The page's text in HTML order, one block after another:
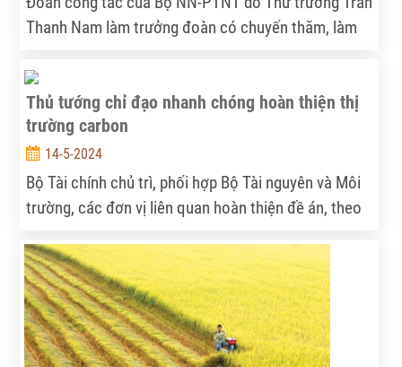
Thanh Nam làm trưởng đoàn có chuyến thăm, làm
thương nông lâm thủy sản.
Thủ tướng chỉ đạo nhanh chóng hoàn thiện thị
trường carbon
14-5-2024
Bộ Tài chính chủ trì, phối hợp Bộ Tài nguyên và Môi
trường, các đơn vị liên quan hoàn thiện đề án, theo
2/5.